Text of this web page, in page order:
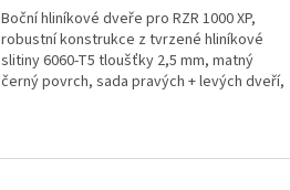
Boční hliníkové dveře pro RZR 1000 XP,
robustní konstrukce z tvrzené hliníkové
slitiny 6060-T5 tloušťky 2,5 mm, matný
černý povrch, sada pravých + levých dveří,
v